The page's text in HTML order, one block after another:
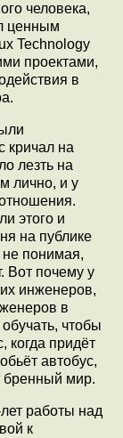
человека,
ценным
Technology
проектами,
в
кричал на
лезть на
лично, и у
этого и
на публике
не понимая,
Вот почему у
инженеров,
в
чтобы
когда придёт
автобус,
бренный мир.
работы над
к